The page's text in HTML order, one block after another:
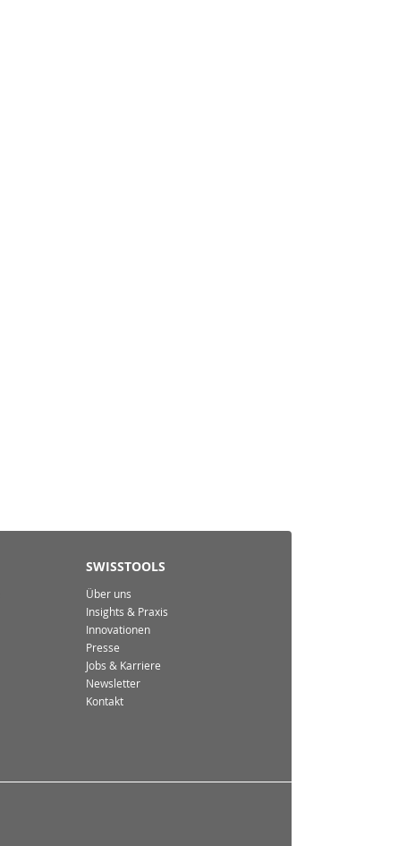
SWISSTOOLS
Über uns
Insights & Praxis
Innovationen
Presse
Jobs & Karriere
Newsletter
Kontakt